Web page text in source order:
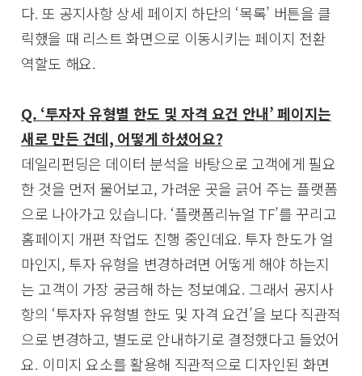
다. 또 공지사항 상세 페이지 하단의 ‘목록’ 버튼을 클
릭했을 때 리스트 화면으로 이동시키는 페이지 전환
역할도 해요.
Q. ‘투자자 유형별 한도 및 자격 요건 안내’ 페이지는
새로 만든 건데, 어떻게 하셨어요?
데일리펀딩은 데이터 분석을 바탕으로 고객에게 필요
한 것을 먼저 물어보고, 가려운 곳을 긁어 주는 플랫폼
으로 나아가고 있습니다. ‘플랫폼리뉴얼 TF’를 꾸리고
홈페이지 개편 작업도 진행 중인데요. 투자 한도가 얼
마인지, 투자 유형을 변경하려면 어떻게 해야 하는지
는 고객이 가장 궁금해 하는 정보예요. 그래서 공지사
항의 ‘투자자 유형별 한도 및 자격 요건’을 보다 직관적
으로 변경하고, 별도로 안내하기로 결정했다고 들었어
요. 이미지 요소를 활용해 직관적으로 디자인된 화면